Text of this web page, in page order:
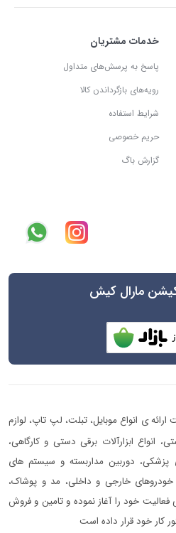
خدمات مشتریان
پاسخ به پرسش‌های متداول
رویه‌های بازگرداندن کالا
شرایط استفاده
حریم خصوصی
گزارش باگ
مارال کیش
ی انواع موبایل، تبلت، لپ تاپ، لوازم
انواع ابزارآلات برقی دستی و کارگاهی،
پزشکی، دوربین مداربسته و سیستم های
خودروهای خارجی و داخلی، مد و پوشاک،
خود را آغاز نموده و تامین و فروش
کار خود قرار داده است